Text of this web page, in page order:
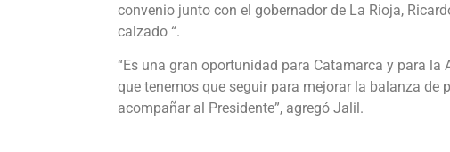
convenio junto con el gobernador de La Rioja,
calzado “.
“Es una gran oportunidad para Catamarca y para
que tenemos que seguir para mejorar la balanza de
acompañar al Presidente”, agregó Jalil.